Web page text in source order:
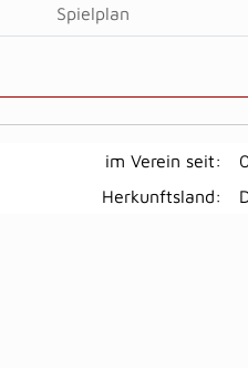
Spielplan
im Verein seit:
Herkunftsland: